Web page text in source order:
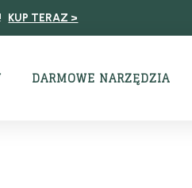
KUP TERAZ >
DARMOWE NARZĘDZIA